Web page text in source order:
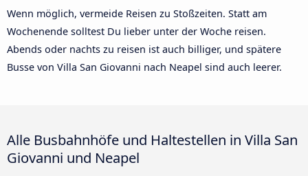
Wenn möglich, vermeide Reisen zu Stoßzeiten. Statt am
Wochenende solltest Du lieber unter der Woche reisen.
Abends oder nachts zu reisen ist auch billiger, und spätere
Busse von Villa San Giovanni nach Neapel sind auch leerer.
Alle Busbahnhöfe und Haltestellen in Villa San
Giovanni und Neapel